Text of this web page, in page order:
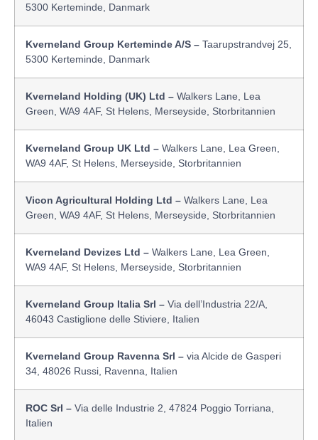
5300 Kerteminde, Danmark
Kverneland Group Kerteminde A/S – Taarupstrandvej 25,
5300 Kerteminde, Danmark
Kverneland Holding (UK) Ltd – Walkers Lane, Lea
Green, WA9 4AF, St Helens, Merseyside, Storbritannien
Kverneland Group UK Ltd – Walkers Lane, Lea Green,
WA9 4AF, St Helens, Merseyside, Storbritannien
Vicon Agricultural Holding Ltd – Walkers Lane, Lea
Green, WA9 4AF, St Helens, Merseyside, Storbritannien
Kverneland Devizes Ltd – Walkers Lane, Lea Green,
WA9 4AF, St Helens, Merseyside, Storbritannien
Kverneland Group Italia Srl – Via dell’Industria 22/A,
46043 Castiglione delle Stiviere, Italien
Kverneland Group Ravenna Srl – via Alcide de Gasperi
34, 48026 Russi, Ravenna, Italien
ROC Srl – Via delle Industrie 2, 47824 Poggio Torriana,
Italien